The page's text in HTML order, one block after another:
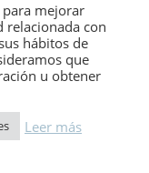
mejorar
relacionada con
hábitos de
que
u obtener
Leer más